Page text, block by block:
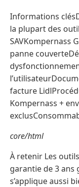
Informations
la plupart des
SAVKompernass
panne
facture
Kompernass +
core/html
À retenir Les
garantie de 3 ans
s’applique aussi